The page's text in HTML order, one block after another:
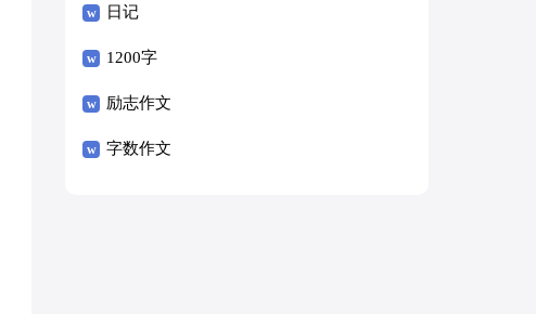
日记
1200字
励志作文
字数作文